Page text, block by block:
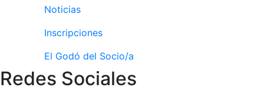
Noticias
Inscripciones
El Godó del Socio/a
Redes Sociales